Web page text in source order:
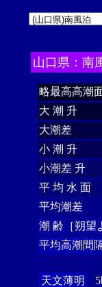
山口県：南
略最高高潮
大 潮 升
大潮差
小 潮 升
小潮差 升
平 均 水 面
平均潮差
潮 齢［朔望
平均高潮間
天文薄明